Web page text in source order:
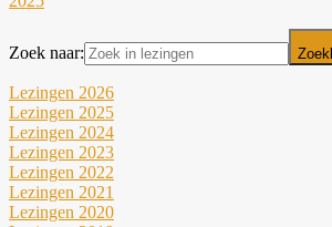
Zoek naar:
Lezingen 2026
Lezingen 2025
Lezingen 2024
Lezingen 2023
Lezingen 2022
Lezingen 2021
Lezingen 2020